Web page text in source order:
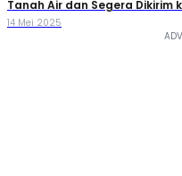
Tanah Air dan Segera Dikirim
Konsumen
14 Mei 2025